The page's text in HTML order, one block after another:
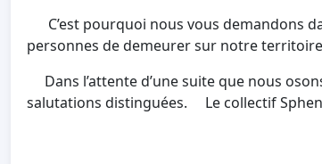
C’est pourquoi nous vous demandons
personnes de demeurer sur notre
Dans l’attente d’une suite que nous
salutations distinguées. Le